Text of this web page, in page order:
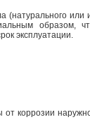
(натурального или
образом,
эксплуатации.
коррозии